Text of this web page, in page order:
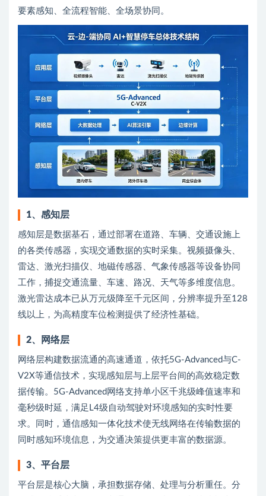
要素感知、全流程智能、全场景协同。
1、感知层
感知层是数据基石，通过部署在道路、车辆、交通设施上
的各类传感器，实现交通数据的实时采集。视频摄像头、
雷达、激光扫描仪、地磁传感器、气象传感器等设备协同
工作，捕捉交通流量、车速、路况、天气等多维度信息。
激光雷达成本已从万元级降至千元区间，分辨率提升至128
线以上，为高精度车位检测提供了经济性基础。
2、网络层
网络层构建数据流通的高速通道，依托5G-Advanced与C-
V2X等通信技术，实现感知层与上层平台间的高效稳定数
据传输。5G-Advanced网络支持单小区千兆级峰值速率和
毫秒级时延，满足L4级自动驾驶对环境感知的实时性要
求。同时，通信感知一体化技术使无线网络在传输数据的
同时感知环境信息，为交通决策提供更丰富的数据源。
3、平台层
平台层是核心大脑，承担数据存储、处理与分析重任。分